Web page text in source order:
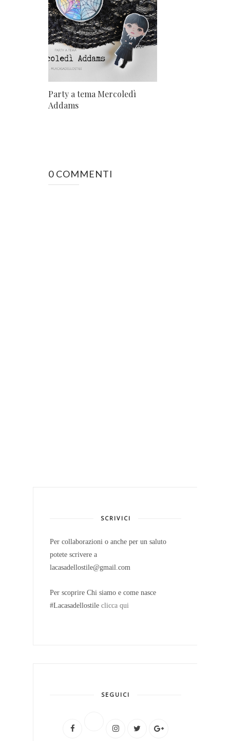
Party a tema Mercoledì
Addams
0 COMMENTI
SCRIVICI
Per collaborazioni o anche per un saluto
potete scrivere a
lacasadellostile@gmail.com
Per scoprire Chi siamo e come nasce
#Lacasadellostile clicca qui
SEGUICI